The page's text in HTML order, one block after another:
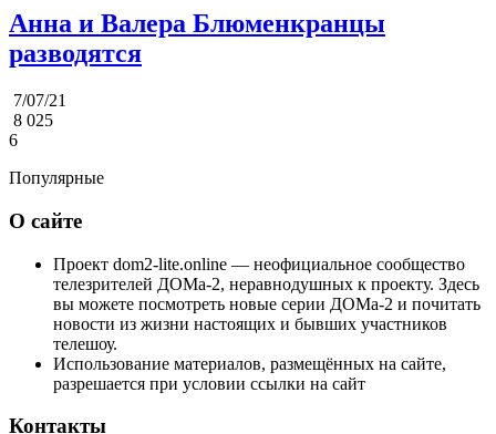
Анна и Валера Блюменкранцы
разводятся
7/07/21
8 025
6
Популярные
О сайте
Проект dom2-lite.online — неофициальное сообщество
телезрителей ДОМа-2, неравнодушных к проекту. Здесь
вы можете посмотреть новые серии ДОМа-2 и почитать
новости из жизни настоящих и бывших участников
телешоу.
Использование материалов, размещённых на сайте,
разрешается при условии ссылки на сайт
Контакты